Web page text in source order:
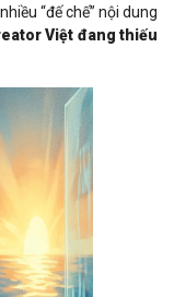
“đế chế” nội dung
Việt đang thiếu